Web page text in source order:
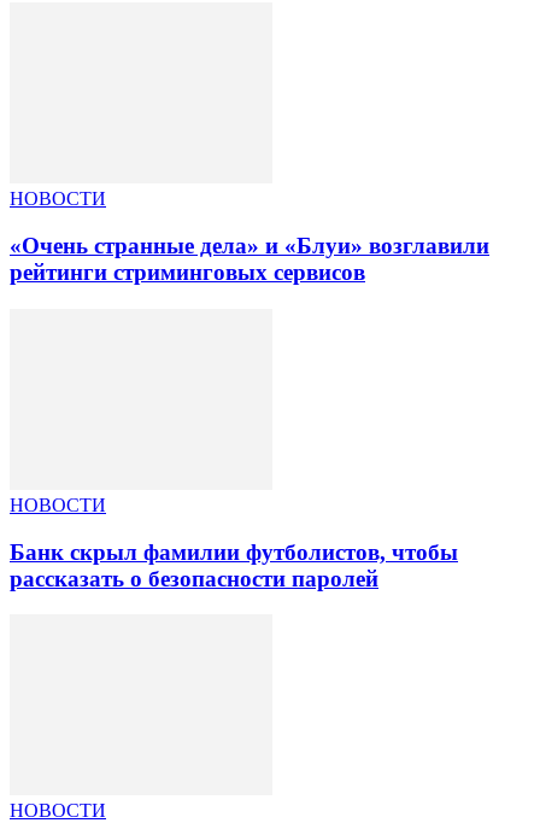
НОВОСТИ
«Очень странные дела» и «Блуи» возглавили
рейтинги стриминговых сервисов
НОВОСТИ
Банк скрыл фамилии футболистов, чтобы
рассказать о безопасности паролей
НОВОСТИ